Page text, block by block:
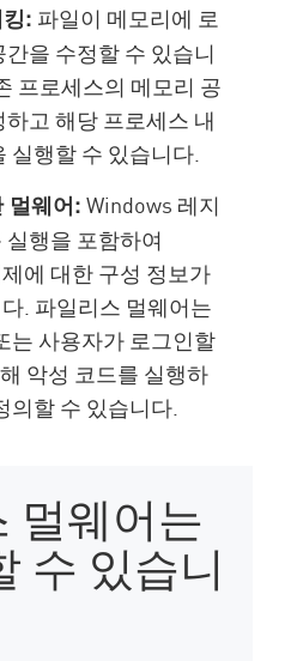
: 파일이 메모리에 로
을 수정할 수 있습니
프로세스의 메모리 공
고 해당 프로세스 내
실행할 수 있습니다.
멀웨어:Windows 레지
행을 포함하여
에 대한 구성 정보가
. 파일리스 멀웨어는
는 사용자가 로그인할
악성 코드를 실행하
의할 수 있습니다.
멀웨어는
수 있습니